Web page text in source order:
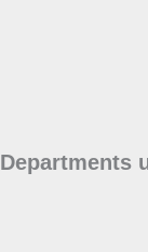
Departments